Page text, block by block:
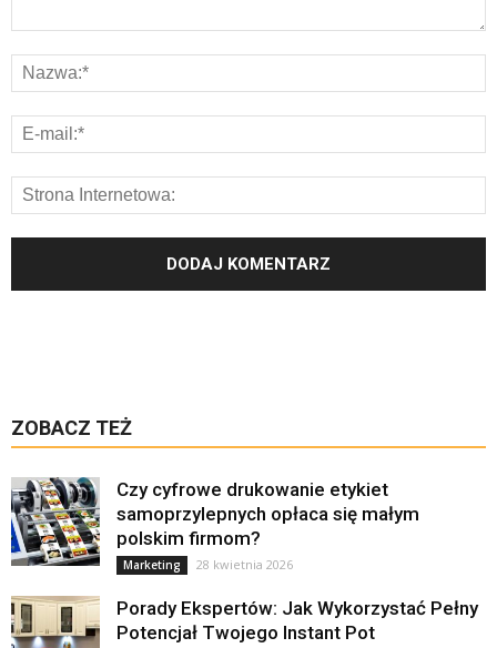
ZOBACZ TEŻ
Czy cyfrowe drukowanie etykiet
samoprzylepnych opłaca się małym
polskim firmom?
Marketing 28 kwietnia 2026
Porady Ekspertów: Jak Wykorzystać Pełny
Potencjał Twojego Instant Pot